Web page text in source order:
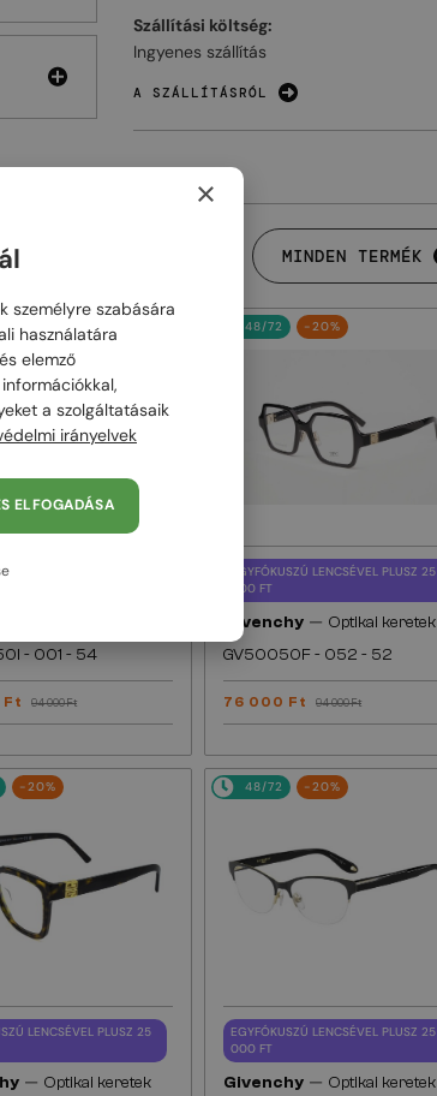
Szállítási költség:
Ingyenes szállítás
A SZÁLLÍTÁSRÓL
MINDEN TERMÉK
-20%
LENCSÉVEL PLUSZ 25
- 001 - 54
Ft 94 000 Ft
48/72 -20%
EGYFÓKUSZÚ LENCSÉVEL PLUSZ 25
000 FT
Givenchy — Optikai keretek
GV50050F - 052 - 52
76 000 Ft 94 000 Ft
-20%
LENCSÉVEL PLUSZ 25
— Optikai keretek
48/72 -20%
EGYFÓKUSZÚ LENCSÉVEL PLUSZ 25
000 FT
Givenchy — Optikai keretek
×
személyre szabására
használatára
elemző
a szolgáltatásaik
irányelvek
ELFOGADÁSA